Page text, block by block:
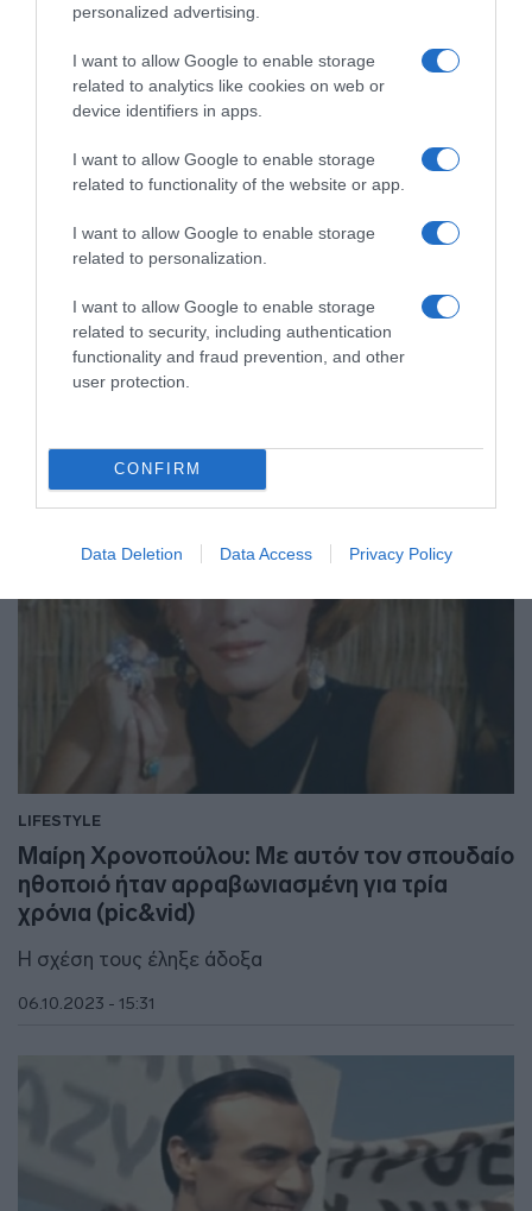
personalized advertising.
I want to allow Google to enable storage
related to analytics like cookies on web or
device identifiers in apps.
I want to allow Google to enable storage
related to functionality of the website or app.
I want to allow Google to enable storage
related to personalization.
I want to allow Google to enable storage
related to security, including authentication
functionality and fraud prevention, and other
user protection.
CONFIRM
Data Deletion Data Access Privacy Policy
LIFESTYLE
Ανδρέας Μπάρκουλης: Πώς είναι και τι κάνει
σήμερα ο άγνωστος γιος του (pics)
Είχε αποκτήσει τρία παιδιά
LIFESTYLE
Μαίρη Χρονοπούλου: Με αυτόν τον σπουδαίο
ηθοποιό ήταν αρραβωνιασμένη για τρία
χρόνια (pic&vid)
Η σχέση τους έληξε άδοξα
06.10.2023 - 15:31